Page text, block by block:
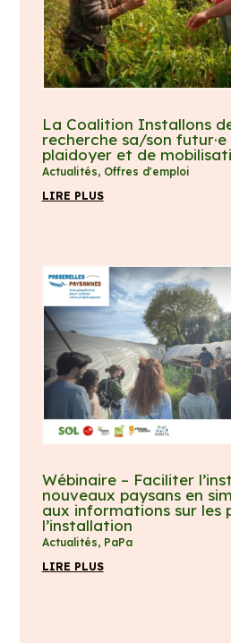
La Coalition Installons
recherche sa/son futur·e
plaidoyer et de
Actualités, Offres d'emploi
LIRE PLUS
Wébinaire – Faciliter
nouveaux paysans en
aux informations sur les
l’installation
Actualités, PaPa
LIRE PLUS